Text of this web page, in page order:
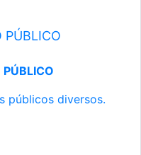
PÚBLICO
PÚBLICO
públicos diversos.